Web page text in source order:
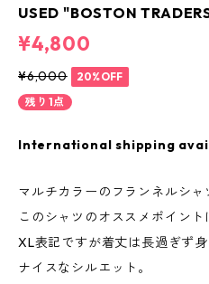
USED "BOSTON
¥4,800
¥6,000
20%OFF
残り1点
International shipping
マルチカラーのフランネルシャ
このシャツのオススメポイント
XL表記ですが着丈は長過ぎず
ナイスなシルエット。